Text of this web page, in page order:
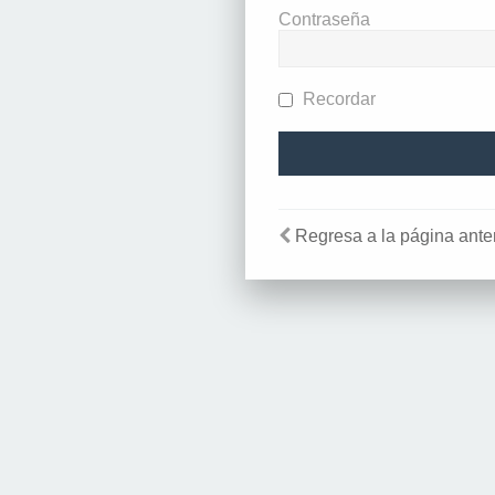
Contraseña
Recordar
Regresa a la página